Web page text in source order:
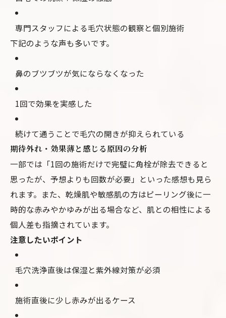
専門スタッフによる毛穴状態の観察と個別施術
下記のような声も多いです。
鼻のブツブツが気にならなくなった
1回で効果を実感した
続けて通うことで毛穴の開きが抑えられている
期待外れ・効果薄と感じる原因の分析
一部では「1回の施術だけで完璧に角栓が除去できると
思ったが、予想よりも回数が必要」といった感想も見ら
れます。また、乾燥肌や敏感肌の方はピーリング後に一
時的な赤みやかゆみが出る場合など、肌との相性による
個人差も指摘されています。
注意したいポイント
毛穴洗浄直後は保湿と紫外線対策が必須
施術直後に少し赤みが出るケース